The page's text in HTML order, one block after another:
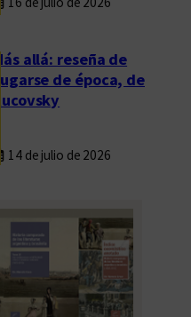
Más allá: reseña de
Fugarse de época, de
Rucovsky
14 de julio de 2026